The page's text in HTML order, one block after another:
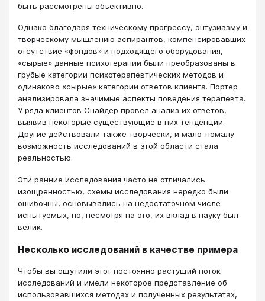
быть рассмотрены объективно.
Однако благодаря техническому прогрессу, энтузиазму и
творческому мышлению аспирантов, компенсировавших
отсутствие «фондов» и подходящего оборудования,
«сырые» данные психотерапии были преобразованы в
грубые категории психотерапевтических методов и
одинаково «сырые» категории ответов клиента. Портер
анализировала значимые аспекты поведения терапевта.
У ряда клиентов Снайдер провел анализ их ответов,
выявив некоторые существующие в них тенденции.
Другие действовали также творчески, и мало-помалу
возможность исследований в этой области стала
реальностью.
Эти ранние исследования часто не отличались
изощренностью, схемы исследования нередко были
ошибочны, основывались на недостаточном числе
испытуемых, но, несмотря на это, их вклад в науку был
велик.
Несколько исследований в качестве примера
Чтобы вы ощутили этот постоянно растущий поток
исследований и имели некоторое представление об
использовавшихся методах и полученных результатах,